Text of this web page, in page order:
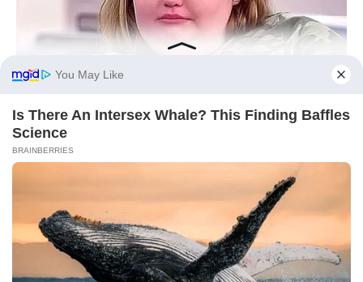
Remember Honey Boo Boo? Better To Sit Down Before You
See Her Now